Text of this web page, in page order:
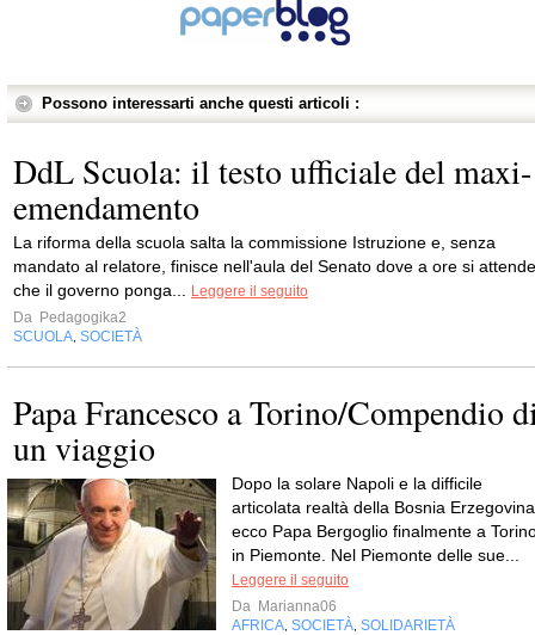
Possono interessarti anche questi articoli :
DdL Scuola: il testo ufficiale del maxi-
emendamento
La riforma della scuola salta la commissione Istruzione e, senza
mandato al relatore, finisce nell'aula del Senato dove a ore si attende
che il governo ponga...
Leggere il seguito
Da Pedagogika2
SCUOLA SOCIETÀ
Papa Francesco a Torino/Compendio
un viaggio
Dopo la solare Napoli e la difficile
articolata realtà della Bosnia
ecco Papa Bergoglio finalmente a
in Piemonte. Nel Piemonte delle sue...
Leggere il seguito
Da Marianna06
AFRICA SOCIETÀ SOLIDARIETÀ